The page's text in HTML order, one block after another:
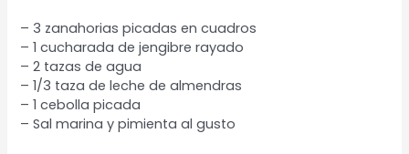
– 3 zanahorias picadas en cuadros
– 1 cucharada de jengibre rayado
– 2 tazas de agua
– 1/3 taza de leche de almendras
– 1 cebolla picada
– Sal marina y pimienta al gusto